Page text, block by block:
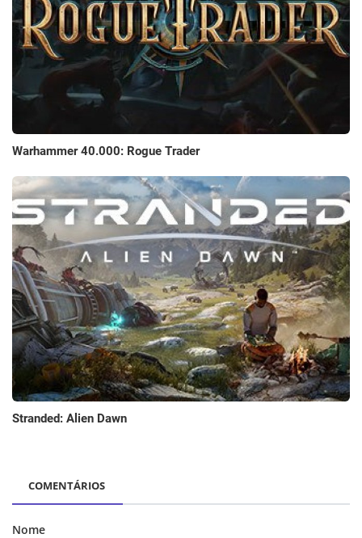
Warhammer 40.000: Rogue Trader
Stranded: Alien Dawn
COMENTÁRIOS
Nome